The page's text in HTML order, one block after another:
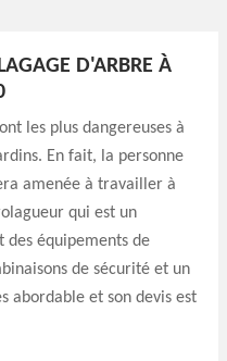
D'ARBRE À
les plus dangereuses à
En fait, la personne
amenée à travailler à
qui est un
équipements de
de sécurité et un
abordable et son devis est